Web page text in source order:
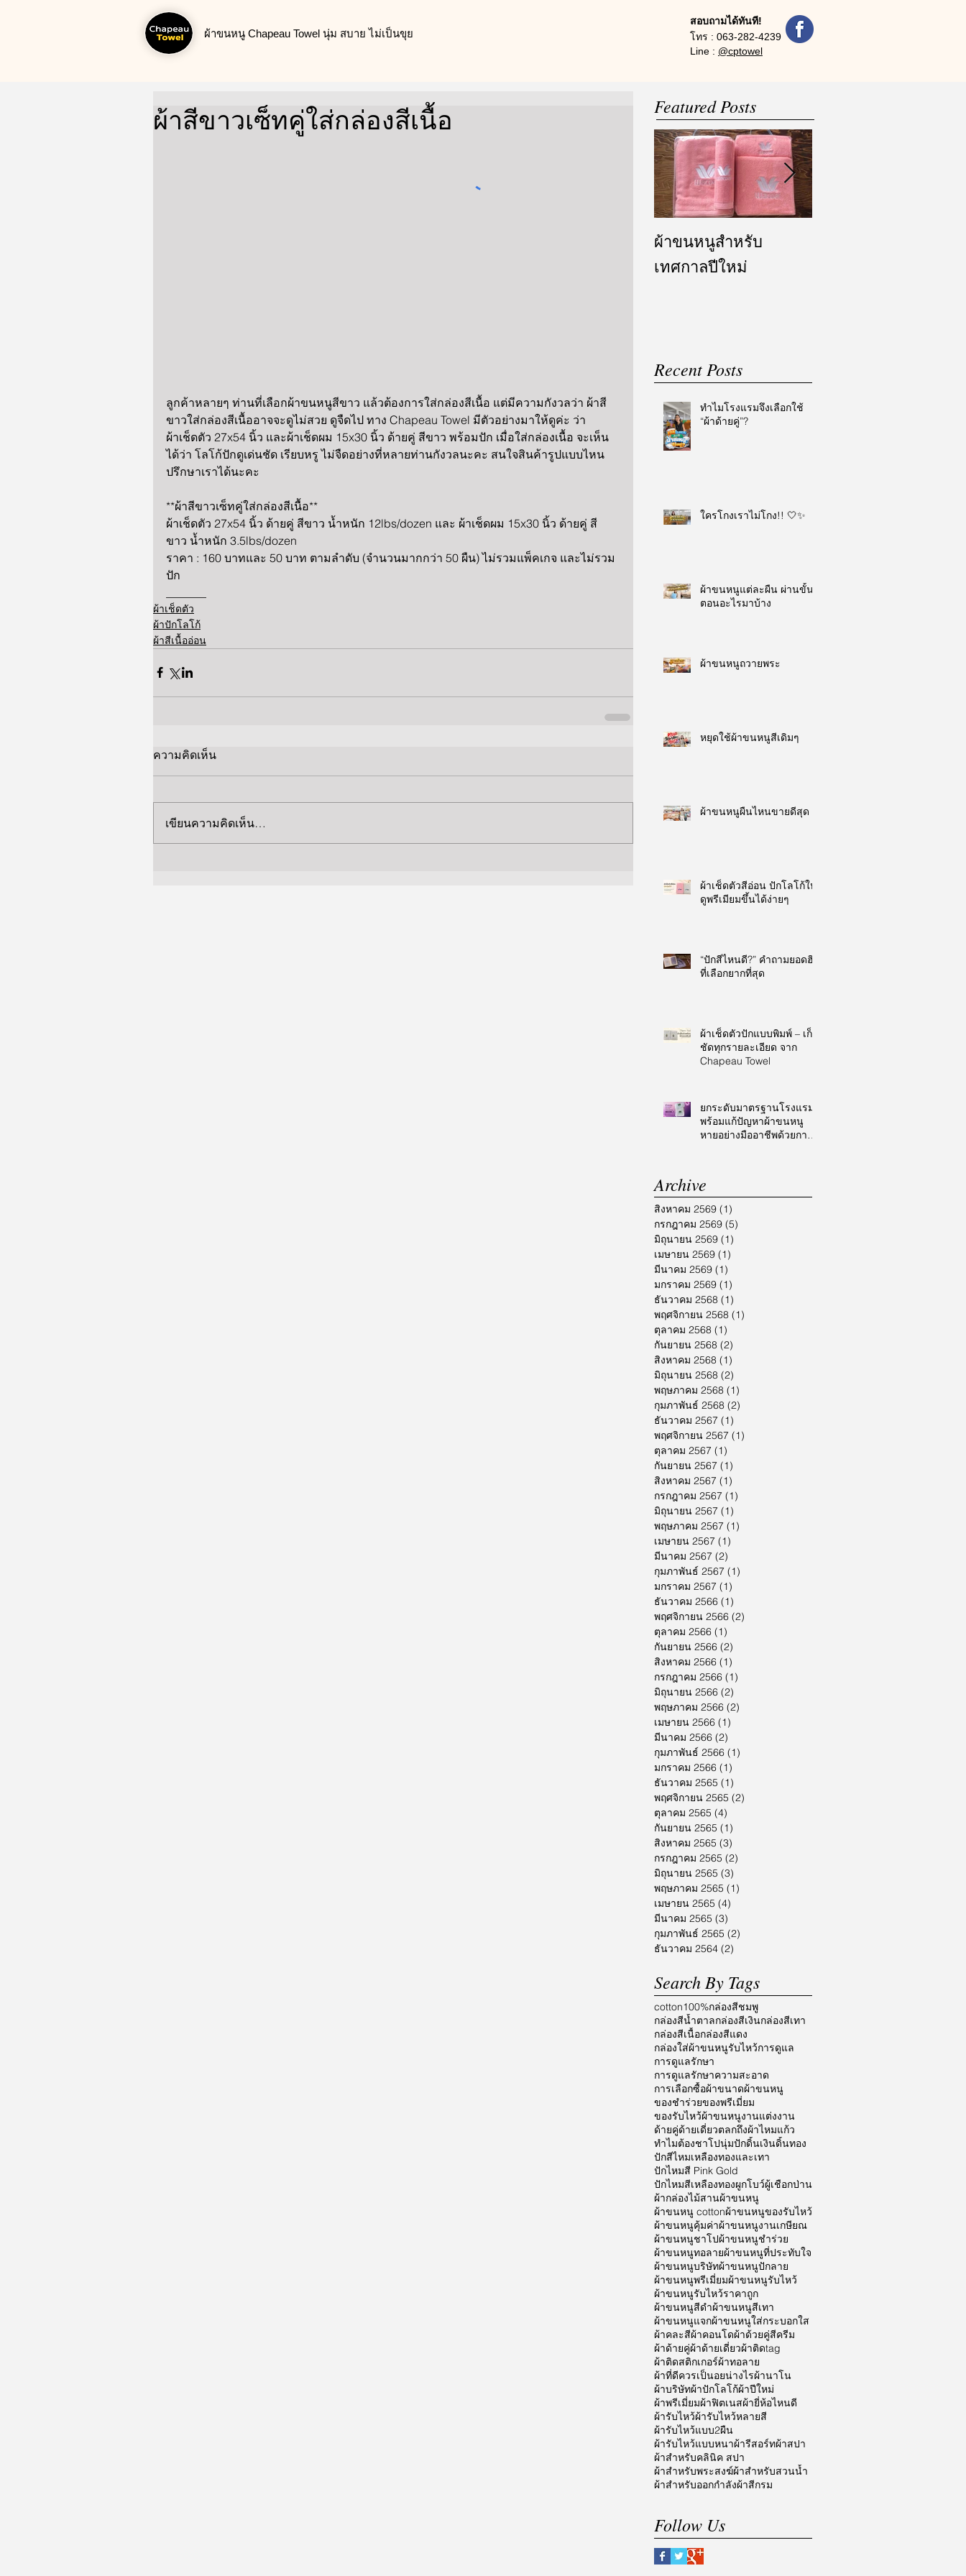
ผ้าขนหนู Chapeau Towel นุ่ม สบาย ไม่เป็นขุย
สอบถามได้ทันที!
โทร : 063-282-4239
Line : @cptowel
ผ้าสีขาวเซ็ทคู่ใส่กล่องสีเนื้อ
ลูกค้าหลายๆ ท่านที่เลือกผ้าขนหนูสีขาว แล้วต้องการใส่กล่องสีเนื้อ แต่มีความกังวลว่า ผ้าสี
ขาวใส่กล่องสีเนื้ออาจจะดูไม่สวย ดูจืดไป ทาง Chapeau Towel มีตัวอย่างมาให้ดูค่ะ ว่า
ผ้าเช็ดตัว 27x54 นิ้ว และผ้าเช็ดผม 15x30 นิ้ว ด้ายคู่ สีขาว พร้อมปัก เมื่อใส่กล่องเนื้อ จะเห็น
ได้ว่า โลโก้ปักดูเด่นชัด เรียบหรู ไม่จืดอย่างที่หลายท่านกังวลนะคะ สนใจสินค้ารูปแบบไหน
ปรึกษาเราได้นะคะ
**ผ้าสีขาวเซ็ทคู่ใส่กล่องสีเนื้อ**
ผ้าเช็ดตัว 27x54 นิ้ว ด้ายคู่ สีขาว น้ำหนัก 12lbs/dozen และ ผ้าเช็ดผม 15x30 นิ้ว ด้ายคู่ สี
ขาว น้ำหนัก 3.5lbs/dozen
ราคา : 160 บาทและ 50 บาท ตามลำดับ (จำนวนมากกว่า 50 ผืน) ไม่รวมแพ็คเกจ และไม่รวม
ปัก
ผ้าเช็ดตัว
ผ้าปักโลโก้
ผ้าสีเนื้ออ่อน
ความคิดเห็น
เขียนความคิดเห็น…
Featured Posts
ผ้าขนหนูสำหรับ
เทศกาลปีใหม่
Recent Posts
ทำไมโรงแรมจึงเลือกใช้
“ผ้าด้ายคู่”?
ใครโกงเราไม่โกง!! 🤍✨
ผ้าขนหนูแต่ละผืน ผ่านขั้น
ตอนอะไรมาบ้าง
ผ้าขนหนูถวายพระ
หยุดใช้ผ้าขนหนูสีเดิมๆ
ผ้าขนหนูผืนไหนขายดีสุด
ผ้าเช็ดตัวสีอ่อน ปักโลโก้ให้
ดูพรีเมียมขึ้นได้ง่ายๆ
“ปักสีไหนดี?” คำถามยอดฮิต
ที่เลือกยากที่สุด
ผ้าเช็ดตัวปักแบบพิมพ์ – เก็บ
ชัดทุกรายละเอียด จาก
Chapeau Towel
ยกระดับมาตรฐานโรงแรม
พร้อมแก้ปัญหาผ้าขนหนู
หายอย่างมืออาชีพด้วยการ
Archive
สิงหาคม 2569 (1)
กรกฎาคม 2569 (5)
มิถุนายน 2569 (1)
เมษายน 2569 (1)
มีนาคม 2569 (1)
มกราคม 2569 (1)
ธันวาคม 2568 (1)
พฤศจิกายน 2568 (1)
ตุลาคม 2568 (1)
กันยายน 2568 (2)
สิงหาคม 2568 (1)
มิถุนายน 2568 (2)
พฤษภาคม 2568 (1)
กุมภาพันธ์ 2568 (2)
ธันวาคม 2567 (1)
พฤศจิกายน 2567 (1)
ตุลาคม 2567 (1)
กันยายน 2567 (1)
สิงหาคม 2567 (1)
กรกฎาคม 2567 (1)
มิถุนายน 2567 (1)
พฤษภาคม 2567 (1)
เมษายน 2567 (1)
มีนาคม 2567 (2)
กุมภาพันธ์ 2567 (1)
มกราคม 2567 (1)
ธันวาคม 2566 (1)
พฤศจิกายน 2566 (2)
ตุลาคม 2566 (1)
กันยายน 2566 (2)
สิงหาคม 2566 (1)
กรกฎาคม 2566 (1)
มิถุนายน 2566 (2)
พฤษภาคม 2566 (2)
เมษายน 2566 (1)
มีนาคม 2566 (2)
กุมภาพันธ์ 2566 (1)
มกราคม 2566 (1)
ธันวาคม 2565 (1)
พฤศจิกายน 2565 (2)
ตุลาคม 2565 (4)
กันยายน 2565 (1)
สิงหาคม 2565 (3)
กรกฎาคม 2565 (2)
มิถุนายน 2565 (3)
พฤษภาคม 2565 (1)
เมษายน 2565 (4)
มีนาคม 2565 (3)
กุมภาพันธ์ 2565 (2)
ธันวาคม 2564 (2)
Search By Tags
cotton100%กล่องสีชมพู
กล่องสีน้ำตาลกล่องสีเงินกล่องสีเทา
กล่องสีเนื้อกล่องสีแดง
กล่องใส่ผ้าขนหนูรับไหว้การดูแล
การดูแลรักษา
การดูแลรักษาความสะอาด
การเลือกซื้อผ้าขนาดผ้าขนหนู
ของชำร่วยของพรีเมี่ยม
ของรับไหว้ผ้าขนหนูงานแต่งงาน
ด้ายคู่ด้ายเดี่ยวตลกถึงผ้าไหมแก้ว
ทำไมต้องชาโปนุ่มปักดิ้นเงินดิ้นทอง
ปักสีไหมเหลืองทองและเทา
ปักไหมสี Pink Gold
ปักไหมสีเหลืองทองผูกโบว์ผู้เชือกป่าน
ผ้ากล่องไม้สานผ้าขนหนู
ผ้าขนหนู cottonผ้าขนหนูของรับไหว้
ผ้าขนหนูคุ้มค่าผ้าขนหนูงานเกษียณ
ผ้าขนหนูชาโปผ้าขนหนูชำร่วย
ผ้าขนหนูทอลายผ้าขนหนูที่ประทับใจ
ผ้าขนหนูบริษัทผ้าขนหนูปักลาย
ผ้าขนหนูพรีเมี่ยมผ้าขนหนูรับไหว้
ผ้าขนหนูรับไหว้ราคาถูก
ผ้าขนหนูสีดำผ้าขนหนูสีเทา
ผ้าขนหนูแจกผ้าขนหนูใส่กระบอกใส
ผ้าคละสีผ้าคอนโดผ้าด้วยคู่สีครีม
ผ้าด้ายคู่ผ้าด้ายเดี่ยวผ้าติดtag
ผ้าติดสติกเกอร์ผ้าทอลาย
ผ้าที่ดีควรเป็นอยน่างไรผ้านาโน
ผ้าบริษัทผ้าปักโลโก้ผ้าปีใหม่
ผ้าพรีเมี่ยมผ้าฟิตเนสผ้ายี่ห้อไหนดี
ผ้ารับไหว้ผ้ารับไหว้หลายสี
ผ้ารับไหว้แบบ2ผืน
ผ้ารับไหว้แบบหนาผ้ารีสอร์ทผ้าสปา
ผ้าสำหรับคลินิค สปา
ผ้าสำหรับพระสงฆ์ผ้าสำหรับสวนน้ำ
ผ้าสำหรับออกกำลังผ้าสีกรม
Follow Us